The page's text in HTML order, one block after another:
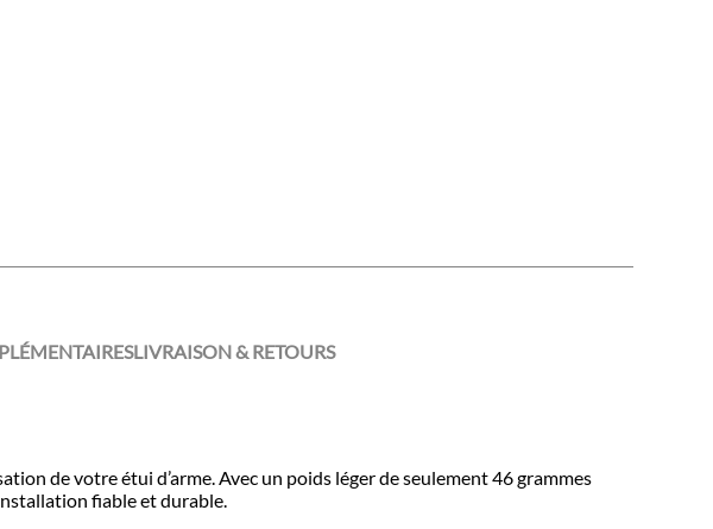
LIVRAISON & RETOURS
de votre étui d’arme. Avec un poids léger de seulement 46 grammes
fiable et durable.